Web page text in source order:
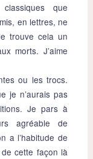
que
en lettres, ne
trouve cela un
morts. J’aime
ou les trocs.
je n’aurais pas
Je pars à
agréable de
a l’habitude de
cette façon là